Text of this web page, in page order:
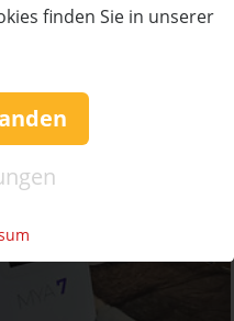
finden Sie in unserer